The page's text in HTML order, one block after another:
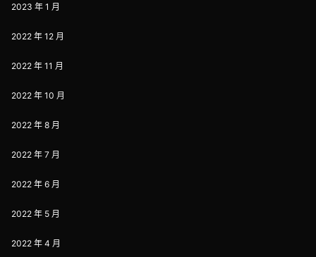
2023 年 1 月
2022 年 12 月
2022 年 11 月
2022 年 10 月
2022 年 8 月
2022 年 7 月
2022 年 6 月
2022 年 5 月
2022 年 4 月